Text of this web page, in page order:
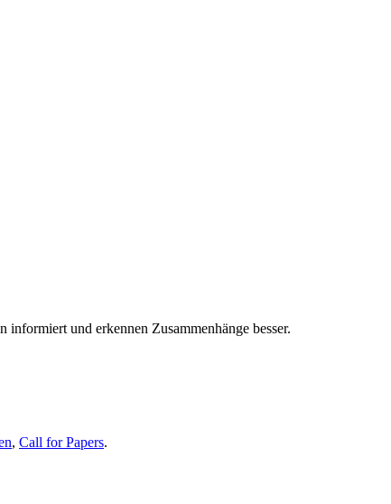
und erkennen Zusammenhänge besser.
, Call for Papers.